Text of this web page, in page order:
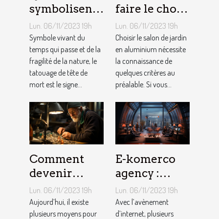
symbolisent
les Tatouages
Têtes de
Mort ?
Lun. 06/11/2023 19h
Symbole vivant du
temps qui passe et de la
fragilité de la nature, le
tatouage de tête de
mort est le signe...
faire le choix
d’un salon de
jardin en
aluminium ?
Lun. 06/11/2023 19h
Choisir le salon de jardin
en aluminium nécessite
la connaissance de
quelques critères au
préalable. Si vous...
Comment
devenir
bijoutier-
joaillier ?
Lun. 06/11/2023 19h
Aujourd’hui, il existe
plusieurs moyens pour
E-komerco
agency :
qu’est-ce que
c’est ?
Lun. 06/11/2023 19h
Avec l’avènement
d’internet, plusieurs